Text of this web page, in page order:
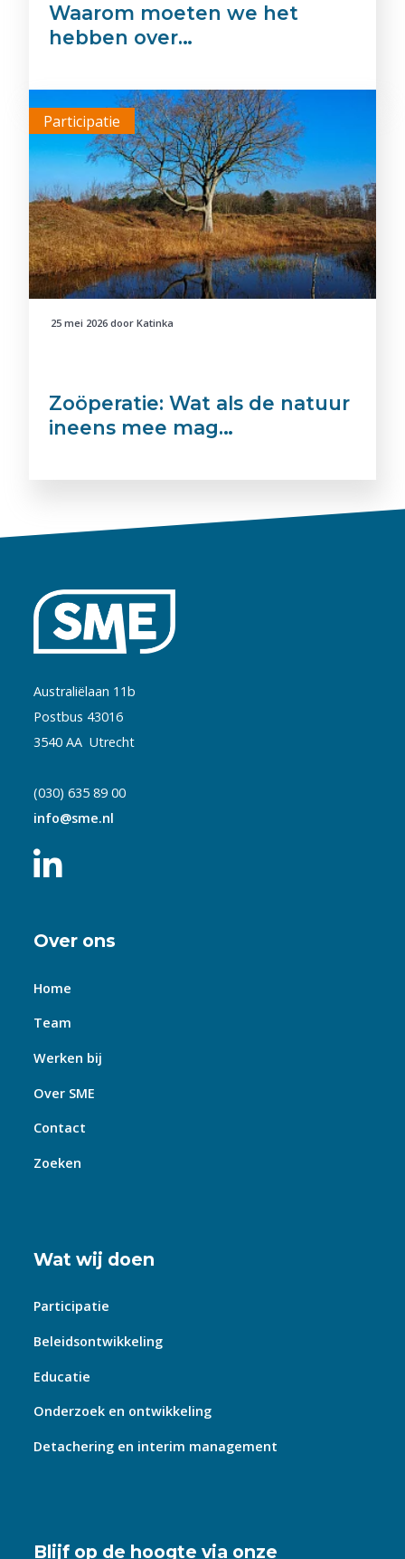
Waarom moeten we het
hebben over…
Participatie
25 mei 2026 door Katinka
Zoöperatie: Wat als de natuur
ineens mee mag…
Australiëlaan 11b
Postbus 43016
3540 AA Utrecht
(030) 635 89 00
info@sme.nl
Over ons
Home
Team
Werken bij
Over SME
Contact
Zoeken
Wat wij doen
Participatie
Beleidsontwikkeling
Educatie
Onderzoek en ontwikkeling
Detachering en interim management
Blijf op de hoogte via onze